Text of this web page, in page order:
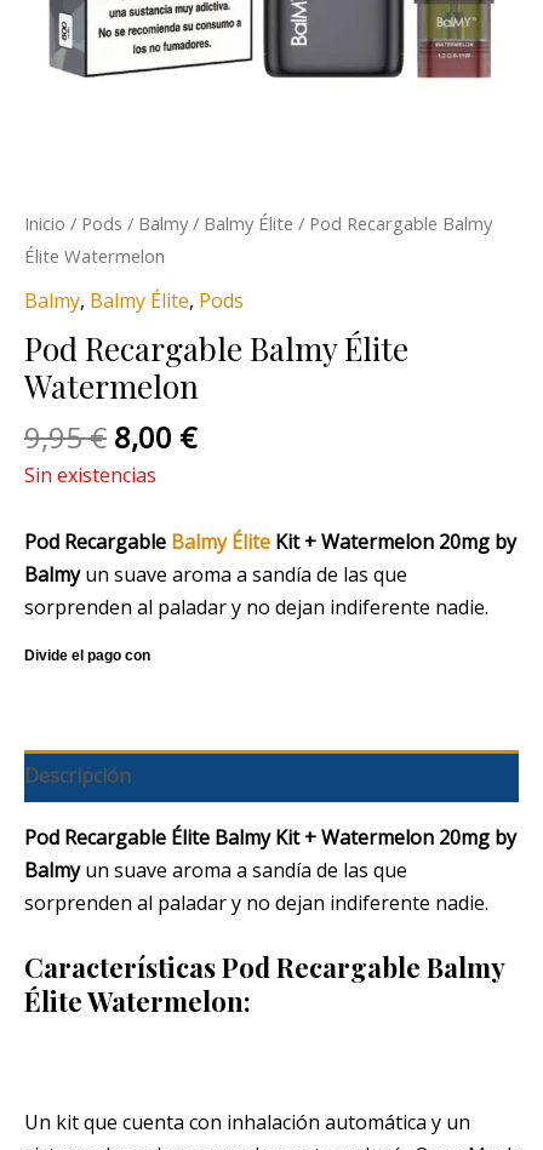
Inicio / Pods / Balmy/ Balmy Élite / Pod Recargable Balmy
Élite Watermelon
Balmy, Balmy Élite, Pods
Pod Recargable Balmy Élite
Watermelon
9,95€ 8,00 €
Sin existencias
Pod Recargable Balmy Élite Kit + Watermelon 20mg by
Balmyun suave aroma a sandía de las que
sorprenden al paladar y no dejan indiferente nadie.
Descripción
Pod Recargable Élite Balmy Kit + Watermelon 20mg by
Balmyun suave aroma a sandía de las que
sorprenden al paladar y no dejan indiferente nadie.
Características Pod Recargable Balmy
Élite Watermelon:
Un kit que cuenta con inhalación automática y un